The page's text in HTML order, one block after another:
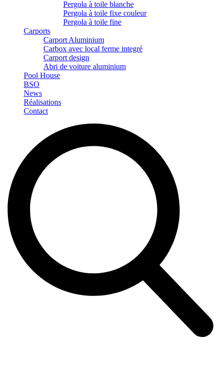
Pergola à toile blanche
Pergola à toile fixe couleur
Pergola à toile fine
Carports
Carport Aluminium
Carbox avec local ferme integré
Carport design
Abri de voiture aluminium
Pool House
BSO
News
Réalisations
Contact